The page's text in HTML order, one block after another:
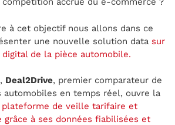
à cet objectif nous allons dans ce
une nouvelle solution data sur
de la pièce automobile.
Deal2Drive, premier comparateur de
automobiles en temps réel, ouvre la
plateforme de veille tarifaire et
à ses données fiabilisées et